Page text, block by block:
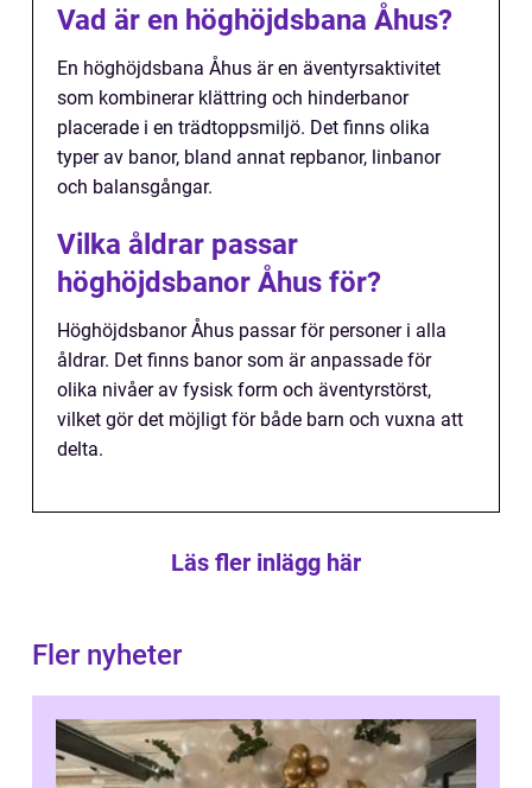
Vad är en höghöjdsbana Åhus?
En höghöjdsbana Åhus är en äventyrsaktivitet
som kombinerar klättring och hinderbanor
placerade i en trädtoppsmiljö. Det finns olika
typer av banor, bland annat repbanor, linbanor
och balansgångar.
Vilka åldrar passar
höghöjdsbanor Åhus för?
Höghöjdsbanor Åhus passar för personer i alla
åldrar. Det finns banor som är anpassade för
olika nivåer av fysisk form och äventyrstörst,
vilket gör det möjligt för både barn och vuxna att
delta.
Läs fler inlägg här
Fler nyheter